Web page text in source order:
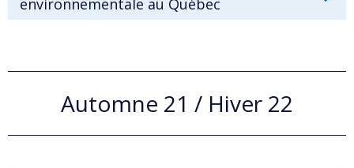
environnementale au Québec
Automne 21 / Hiver 22